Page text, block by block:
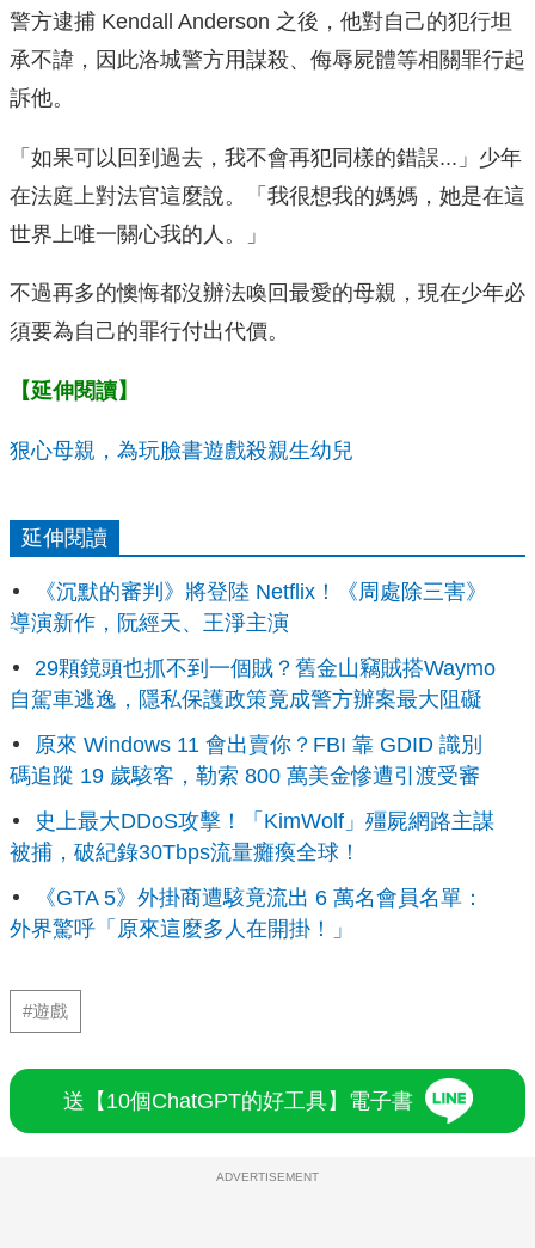
警方逮捕 Kendall Anderson 之後，他對自己的犯行坦
承不諱，因此洛城警方用謀殺、侮辱屍體等相關罪行起
訴他。
「如果可以回到過去，我不會再犯同樣的錯誤...」少年
在法庭上對法官這麼說。「我很想我的媽媽，她是在這
世界上唯一關心我的人。」
不過再多的懊悔都沒辦法喚回最愛的母親，現在少年必
須要為自己的罪行付出代價。
【延伸閱讀】
狠心母親，為玩臉書遊戲殺親生幼兒
延伸閱讀
《沉默的審判》將登陸 Netflix！《周處除三害》
導演新作，阮經天、王淨主演
29顆鏡頭也抓不到一個賊？舊金山竊賊搭Waymo
自駕車逃逸，隱私保護政策竟成警方辦案最大阻礙
原來 Windows 11 會出賣你？FBI 靠 GDID 識別
碼追蹤 19 歲駭客，勒索 800 萬美金慘遭引渡受審
史上最大DDoS攻擊！「KimWolf」殭屍網路主謀
被捕，破紀錄30Tbps流量癱瘓全球！
《GTA 5》外掛商遭駭竟流出 6 萬名會員名單：
外界驚呼「原來這麼多人在開掛！」
#遊戲
送【10個ChatGPT的好工具】電子書
ADVERTISEMENT